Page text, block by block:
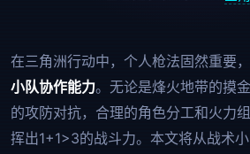
在三角洲行动中，个人枪法固然重要
小队协作能力。无论是烽火地带的摸
的攻防对抗，合理的角色分工和火力
挥出1+1>3的战斗力。本文将从战术